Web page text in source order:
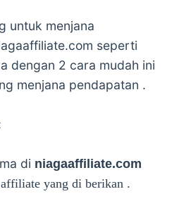
untuk menjana
seperti
dengan 2 cara mudah ini
menjana pendapatan .
di niagaaffiliate.com
yang di berikan .